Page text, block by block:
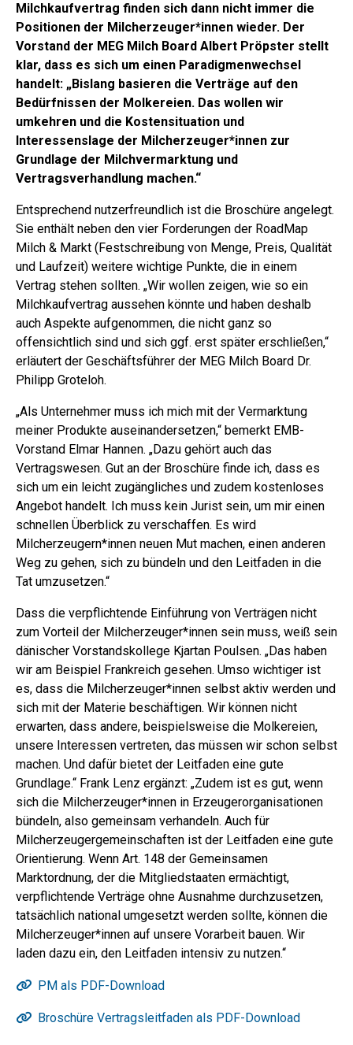
Milchkaufvertrag finden sich dann nicht immer die
Positionen der Milcherzeuger*innen wieder. Der
Vorstand der MEG Milch Board Albert Pröpster stellt
klar, dass es sich um einen Paradigmenwechsel
handelt: „Bislang basieren die Verträge auf den
Bedürfnissen der Molkereien. Das wollen wir
umkehren und die Kostensituation und
Interessenslage der Milcherzeuger*innen zur
Grundlage der Milchvermarktung und
Vertragsverhandlung machen.“
Entsprechend nutzerfreundlich ist die Broschüre angelegt.
Sie enthält neben den vier Forderungen der RoadMap
Milch & Markt (Festschreibung von Menge, Preis, Qualität
und Laufzeit) weitere wichtige Punkte, die in einem
Vertrag stehen sollten. „Wir wollen zeigen, wie so ein
Milchkaufvertrag aussehen könnte und haben deshalb
auch Aspekte aufgenommen, die nicht ganz so
offensichtlich sind und sich ggf. erst später erschließen,“
erläutert der Geschäftsführer der MEG Milch Board Dr.
Philipp Groteloh.
„Als Unternehmer muss ich mich mit der Vermarktung
meiner Produkte auseinandersetzen,“ bemerkt EMB-
Vorstand Elmar Hannen. „Dazu gehört auch das
Vertragswesen. Gut an der Broschüre finde ich, dass es
sich um ein leicht zugängliches und zudem kostenloses
Angebot handelt. Ich muss kein Jurist sein, um mir einen
schnellen Überblick zu verschaffen. Es wird
Milcherzeugern*innen neuen Mut machen, einen anderen
Weg zu gehen, sich zu bündeln und den Leitfaden in die
Tat umzusetzen.“
Dass die verpflichtende Einführung von Verträgen nicht
zum Vorteil der Milcherzeuger*innen sein muss, weiß sein
dänischer Vorstandskollege Kjartan Poulsen. „Das haben
wir am Beispiel Frankreich gesehen. Umso wichtiger ist
es, dass die Milcherzeuger*innen selbst aktiv werden und
sich mit der Materie beschäftigen. Wir können nicht
erwarten, dass andere, beispielsweise die Molkereien,
unsere Interessen vertreten, das müssen wir schon selbst
machen. Und dafür bietet der Leitfaden eine gute
Grundlage.“ Frank Lenz ergänzt: „Zudem ist es gut, wenn
sich die Milcherzeuger*innen in Erzeugerorganisationen
bündeln, also gemeinsam verhandeln. Auch für
Milcherzeugergemeinschaften ist der Leitfaden eine gute
Orientierung. Wenn Art. 148 der Gemeinsamen
Marktordnung, der die Mitgliedstaaten ermächtigt,
verpflichtende Verträge ohne Ausnahme durchzusetzen,
tatsächlich national umgesetzt werden sollte, können die
Milcherzeuger*innen auf unsere Vorarbeit bauen. Wir
laden dazu ein, den Leitfaden intensiv zu nutzen.“
PM als PDF-Download
Broschüre Vertragsleitfaden als PDF-Download